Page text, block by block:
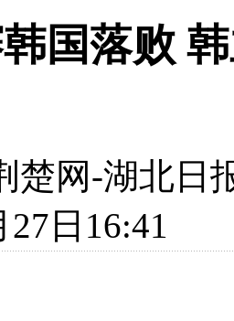
国落败
楚网-湖北日
日16:41